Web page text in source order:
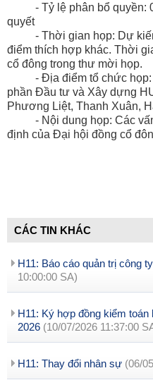
- Tỷ lệ phân bổ quyền:
quyết
- Thời gian họp: Dự kiến
điểm thích hợp khác. Thời
cổ đông trong thư mời họp.
- Địa điểm tổ chức họp:
phần Đầu tư và Xây dựng
Phương Liệt, Thanh Xuân,
- Nội dung họp: Các vấn
định của Đại hội đồng cổ
CÁC TIN KHÁC
H11: Báo cáo quản trị công
10:00:00 SA)
H11: Ký hợp đồng kiểm toán
2026 (10/07/2026 11:37:00
H11: Thay đổi nhân sự (06/